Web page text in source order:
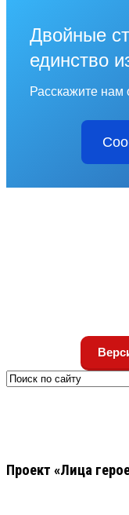
Двойные
единство
Расскажите нам
Проект «Лица